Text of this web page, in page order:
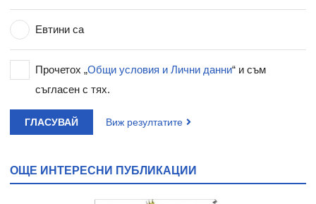
Евтини са
Прочетох „Общи условия и Лични данни“ и съм
съгласен с тях.
ГЛАСУВАЙ Виж резултатите
ОЩЕ ИНТЕРЕСНИ ПУБЛИКАЦИИ